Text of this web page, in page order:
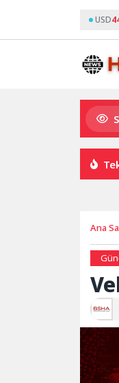
USD
Dünyanın en
Ana